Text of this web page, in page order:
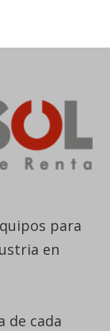
para
en
de cada